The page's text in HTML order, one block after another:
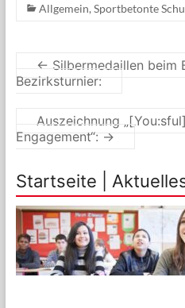
Allgemein, Sportbetonte
← Silbermedaillen beim
Bezirksturnier:
Auszeichnung
Engagement“: →
Startseite |